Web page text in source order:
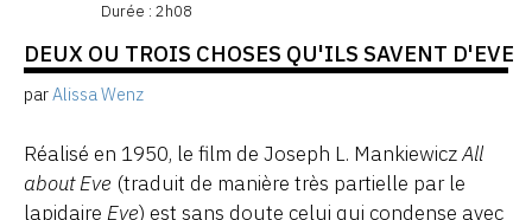
Durée : 2h08
DEUX OU TROIS CHOSES QU'ILS SAVENT D'EVE
par Alissa Wenz
Réalisé en 1950, le film de Joseph L. MankiewiczAll
about Eve (traduit de manière très partielle par le
lapidaire Eve) est sans doute celui qui condense avec